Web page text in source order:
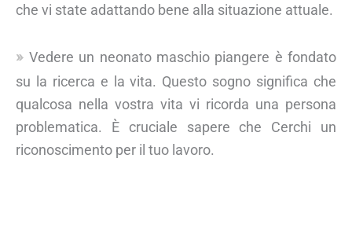
che vi state adattando bene alla situazione attuale.
Vedere un neonato maschio piangere è fondato
su la ricerca e la vita. Questo sogno significa che
qualcosa nella vostra vita vi ricorda una persona
problematica. È cruciale sapere che Cerchi un
riconoscimento per il tuo lavoro.